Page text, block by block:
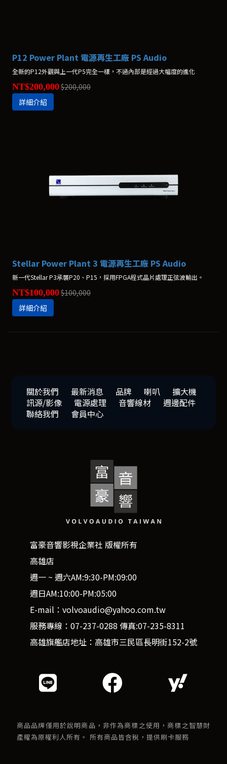
P12 Power Plant 電源再生工廠 PS Audio
全新的P12外觀與上一代P5完全一樣，不過內部是經過大幅度的進化
NT$200,000$200,000
詳細介紹
Stellar Power Plant 3 電源再生工廠 PS Audio
新一代Stellar P3承襲P20、P15，採用FPGA程式晶片處理正弦波輸出。
NT$100,000$100,000
詳細介紹
關於我們 最新消息 品牌 喇叭
擴大機
訊源/影像
電源處理 音響線材
週邊配件
聯絡我們
會員中心
富豪音響影視企業社 版權所有
高雄店
週一 ~ 週六AM:9:30-PM:09:00
週日AM:10:00-PM:05:00
E-mail：volvoaudio@yahoo.com.tw
服務專線：07-237-0288 傳真:07-235-8311
高雄旗艦店地址：高雄市三民區長明街152-2號
商品品牌僅用於說明商品，非作為商標之使用，商標之智慧財
產權為原權利人所有。 所有商品皆含稅，提供刷卡服務